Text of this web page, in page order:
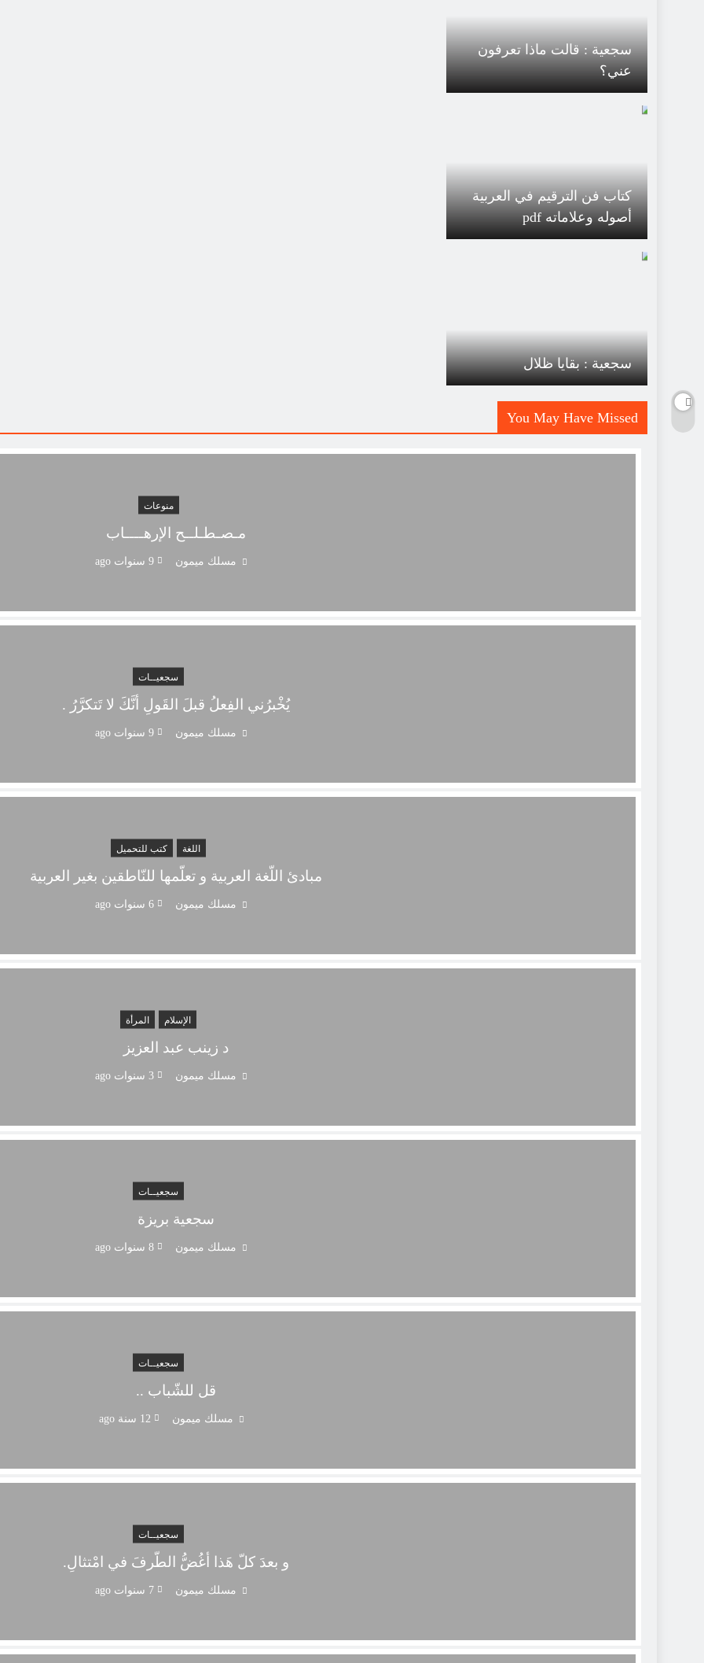
سجعية : قالت ماذا تعرفون
عني؟
كتاب فن الترقيم في العربية
أصوله وعلاماته pdf
سجعية : بقايا ظلال
You May Have Missed
منوعات
مـصـطـلــح الإرهــــاب
مسلك ميمون 9 سنوات ago
سجعيــات
يُخْبرُني الفِعلُ قبلَ القَولِ أنَّكَ لا تَتكرَّرُ .
مسلك ميمون 9 سنوات ago
اللغة كتب للتحميل
مبادئ اللّغة العربية و تعلّمها للنّاطقين بغير العربية
مسلك ميمون 6 سنوات ago
الإسلام المرأة
د زينب عبد العزيز
مسلك ميمون 3 سنوات ago
سجعيــات
سجعية بريزة
مسلك ميمون 8 سنوات ago
سجعيــات
قل للشّباب ..
مسلك ميمون 12 سنة ago
سجعيــات
و بعدَ كلّ هَذا أغُضُّ الطّرفَ في امْتثالِ.
مسلك ميمون 7 سنوات ago